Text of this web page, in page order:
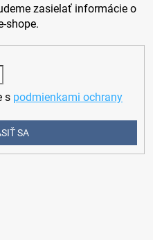
zasielať informácie o
shope.
s podmienkami ochrany
SA